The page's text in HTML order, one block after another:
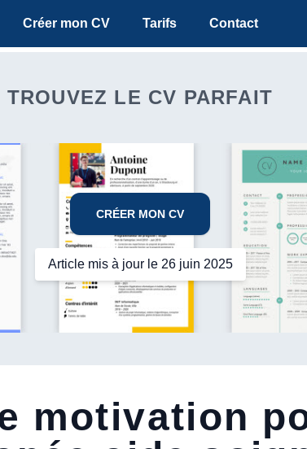
Créer mon CV Tarifs Contact
TROUVEZ LE CV PARFAIT
CRÉER MON CV
Article mis à jour le 26 juin 2025
motivation